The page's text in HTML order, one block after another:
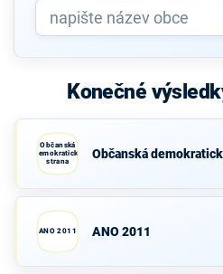
Konečné
Občanská
demokratická
strana
Občanská
ANO 2011 ANO 2011